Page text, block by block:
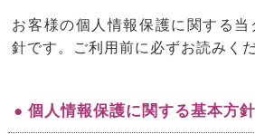
お客様の個人情報保護に関する
針です。ご利用前に必ずお読みくだ
● 個人情報保護に関する基本方針